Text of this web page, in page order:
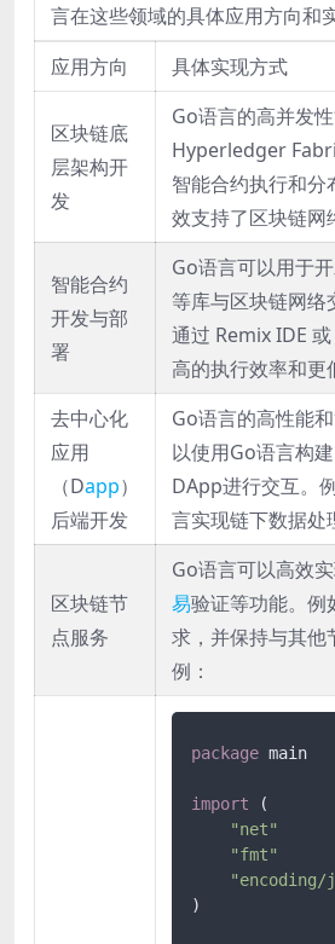
言在这些领域的具体应用方向和
应用方向
具体实现方式
区块链底
层架构开
发
Go语言的高并发
Hyperledger
智能合约执行和
效支持了区块链网
智能合约
开发与部
署
Go语言可以用于
等库与区块链网
通过 Remix IDE
高的执行效率和更
去中心化
应用
（Dapp）
后端开发
Go语言的高性能
以使用Go语言构
DApp进行交互。
言实现链下数据处
区块链节
点服务
Go语言可以高效
易验证等功能。例
求，并保持与其他
例：
package main
import (
"net"
"fmt"
"encoding/
)